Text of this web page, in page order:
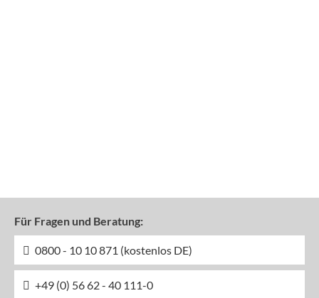
Für Fragen und Beratung:
0800 - 10 10 871 (kostenlos DE)
+49 (0) 56 62 - 40 111-0